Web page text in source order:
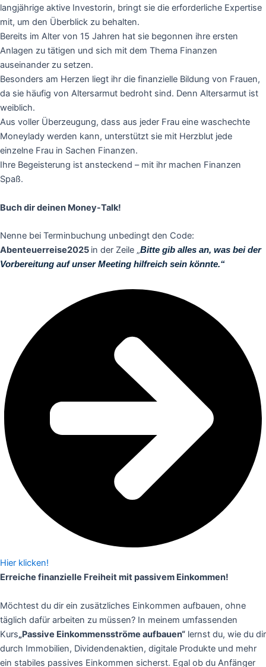
langjährige aktive Investorin, bringt sie die erforderliche Expertise
mit, um den Überblick zu behalten.
Bereits im Alter von 15 Jahren hat sie begonnen ihre ersten
Anlagen zu tätigen und sich mit dem Thema Finanzen
auseinander zu setzen.
Besonders am Herzen liegt ihr die finanzielle Bildung von Frauen,
da sie häufig von Altersarmut bedroht sind. Denn Altersarmut ist
weiblich.
Aus voller Überzeugung, dass aus jeder Frau eine waschechte
Moneylady werden kann, unterstützt sie mit Herzblut jede
einzelne Frau in Sachen Finanzen.
Ihre Begeisterung ist ansteckend – mit ihr machen Finanzen
Spaß.
Buch dir deinen Money-Talk!
Nenne bei Terminbuchung unbedingt den Code:
Abenteuerreise2025 in der Zeile „Bitte gib alles an, was bei der
Vorbereitung auf unser Meeting hilfreich sein könnte.“
Hier klicken!
Erreiche finanzielle Freiheit mit passivem Einkommen!
Möchtest du dir ein zusätzliches Einkommen aufbauen, ohne
täglich dafür arbeiten zu müssen? In meinem umfassenden
Kurs„Passive Einkommensströme aufbauen“ lernst du, wie du dir
durch Immobilien, Dividendenaktien, digitale Produkte und mehr
ein stabiles passives Einkommen sicherst. Egal ob du Anfänger